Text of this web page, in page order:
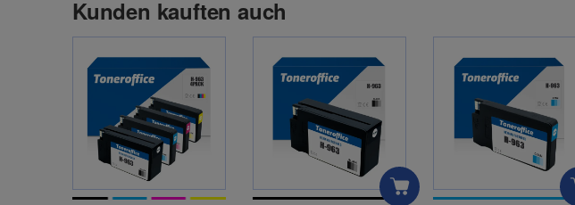
Kunden kauften auch